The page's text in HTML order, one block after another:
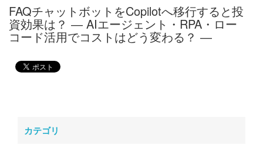
FAQチャットボットをCopilotへ移行すると投
資効果は？ ― AIエージェント・RPA・ロー
コード活用でコストはどう変わる？ ―
カテゴリ